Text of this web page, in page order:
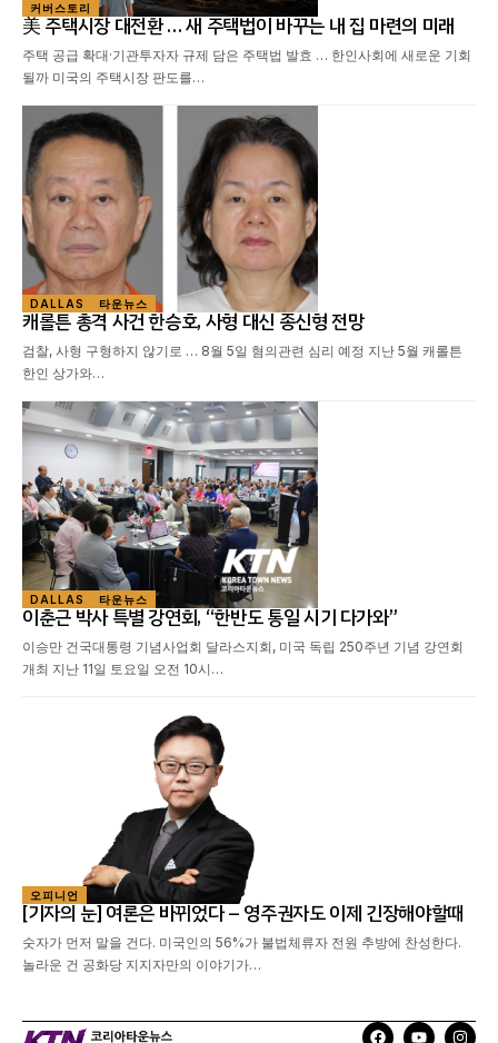
커버스토리
美 주택시장 대전환 … 새 주택법이 바꾸는 내 집 마련의 미래
주택 공급 확대·기관투자자 규제 담은 주택법 발효 … 한인사회에 새로운 기회
될까 미국의 주택시장 판도를…
DALLAS 타운뉴스
캐롤튼 총격 사건 한승호, 사형 대신 종신형 전망
검찰, 사형 구형하지 않기로 … 8월 5일 혐의관련 심리 예정 지난 5월 캐롤튼
한인 상가와…
DALLAS 타운뉴스
이춘근 박사 특별 강연회, “한반도 통일 시기 다가와”
이승만 건국대통령 기념사업회 달라스지회, 미국 독립 250주년 기념 강연회
개최 지난 11일 토요일 오전 10시…
오피니언
[기자의 눈] 여론은 바뀌었다 – 영주권자도 이제 긴장해야할때
숫자가 먼저 말을 건다. 미국인의 56%가 불법체류자 전원 추방에 찬성한다.
놀라운 건 공화당 지지자만의 이야기가…